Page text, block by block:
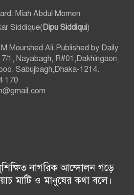
Miah Abdul Momen
Siddique(Dipu Siddiqui)
Mourshed Ali.Published by Daily
1, Nayabagh, R#01,Dakhingaon,
Sabujbagh,Dhaka-1214.
170
নাগরিক আন্দোলন গড়ে
মাটি ও মানুষের কথা বলে।